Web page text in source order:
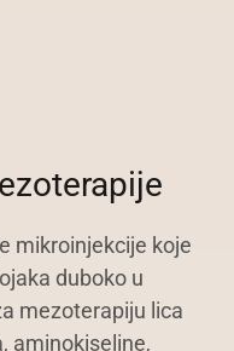
mikroinjekcije koje
duboko u
mezoterapiju lica
aminokiseline,